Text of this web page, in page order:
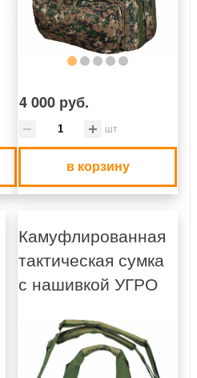
4 000 руб.
шт
в корзину
Камуфлированная
тактическая сумка
с нашивкой УГРО